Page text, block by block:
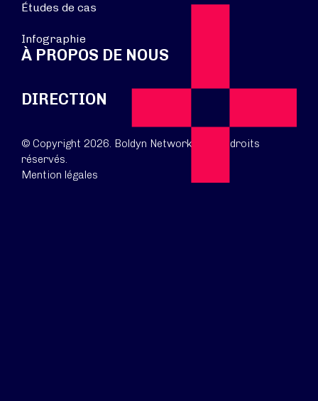
Études de cas
Infographie
À PROPOS DE NOUS
DIRECTION
© Copyright 2026. Boldyn Networks. Tous droits
réservés.
Mention légales